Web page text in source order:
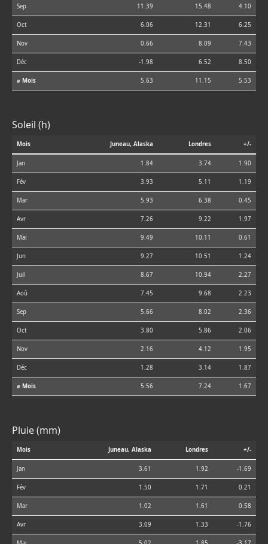
Sep 11.39 15.48 4.10
Oct 6.06 12.31 6.25
Nov 0.66 8.09 7.43
Déc -1.98 6.52 8.50
⌀ Mois 5.63 11.15 5.53
Soleil (h)
Mois Juneau, Alaska Londres +/-
Jan 1.84 3.74 1.90
Fév 3.93 5.11 1.19
Mar 5.93 6.38 0.45
Avr 7.26 9.22 1.97
Mai 9.49 10.11 0.61
Jun 9.27 10.51 1.24
Juil 8.67 10.94 2.27
Aoû 7.45 9.68 2.23
Sep 5.66 8.02 2.36
Oct 3.80 5.86 2.06
Nov 2.16 4.12 1.95
Déc 1.28 3.14 1.87
⌀ Mois 5.56 7.24 1.67
Pluie (mm)
Mois Juneau, Alaska Londres +/-
Jan 3.61 1.92 -1.69
Fév 1.50 1.71 0.21
Mar 1.02 1.61 0.58
Avr 3.09 1.33 -1.76